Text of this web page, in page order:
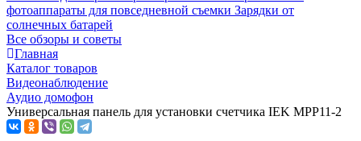
фотоаппараты для повседневной съемки Зарядки от
солнечных батарей
Все обзоры и советы
Главная
Каталог товаров
Видеонаблюдение
Аудио домофон
Универсальная панель для установки счетчика IEK MPP11-2